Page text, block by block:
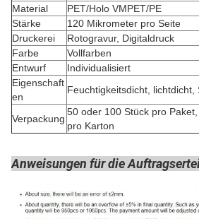
Material
PET/Holo VMPET/PE
Stärke
120 Mikrometer pro Seite
Druckerei
Rotogravur, Digitaldruck
Farbe
Vollfarben
Entwurf
Individualisiert
Eigenschaft
en
Feuchtigkeitsdicht, lichtdicht,
Verpackung
50 oder 100 Stück pro
pro Karton
Anweisungen für die